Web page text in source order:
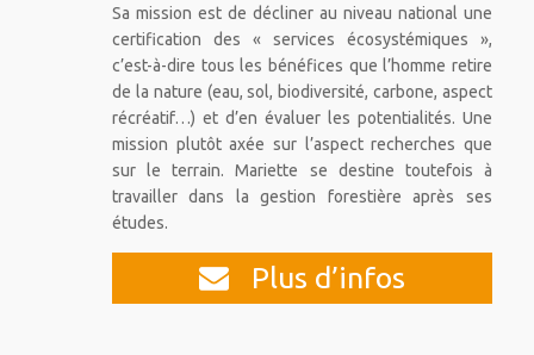
Sa mission est de décliner au niveau national une
certification des « services écosystémiques »,
c’est-à-dire tous les bénéfices que l’homme retire
de la nature (eau, sol, biodiversité, carbone, aspect
récréatif…) et d’en évaluer les potentialités. Une
mission plutôt axée sur l’aspect recherches que
sur le terrain. Mariette se destine toutefois à
travailler dans la gestion forestière après ses
études.
Plus d’infos